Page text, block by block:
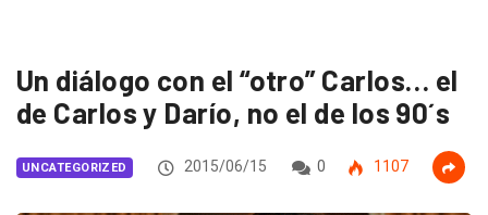
Un diálogo con el “otro” Carlos… el
de Carlos y Darío, no el de los 90´s
UNCATEGORIZED 2015/06/15 0 1107